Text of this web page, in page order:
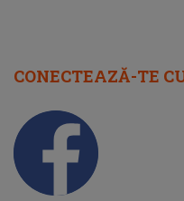
CONECTEAZĂ-TE